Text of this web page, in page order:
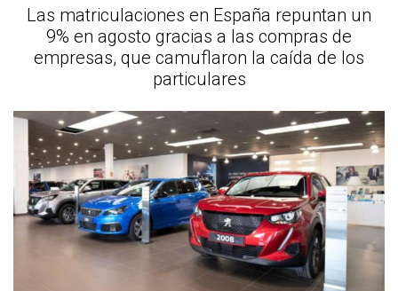
Las matriculaciones en España repuntan un
9% en agosto gracias a las compras de
empresas, que camuflaron la caída de los
particulares